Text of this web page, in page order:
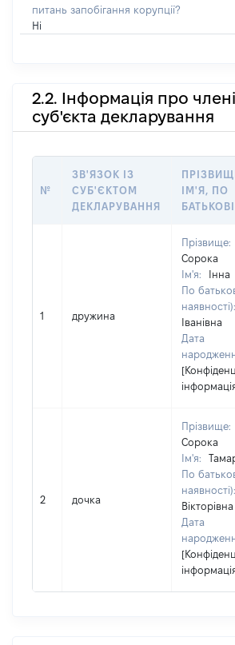
питань запобігання корупції?
Ні
2.2. Інформація про
суб'єкта декларування
№
ЗВ'ЯЗОК ІЗ
СУБ'ЄКТОМ
ДЕКЛАРУВАННЯ
ІМ'Я, ПО
БАТЬКОВІ
1 дружина
Прізвище:
Сорока
Ім'я:
Інна
По
наявності):
Іванівна
Дата
2 дочка
Прізвище:
Сорока
Ім'я:
По
наявності):
Вікторівна
Дата